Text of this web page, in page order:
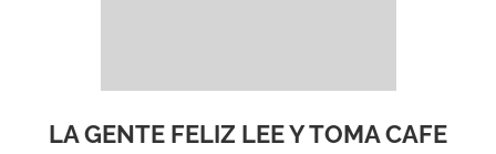
LA GENTE FELIZ LEE Y TOMA CAFE